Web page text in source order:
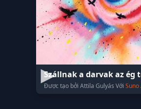
Szállnak a darvak az ég
Được tạo bởi Attila Gulyás Với Suno